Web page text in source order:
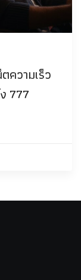
ความเร็ว
777